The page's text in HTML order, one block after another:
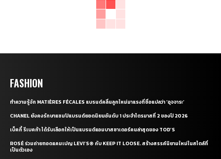
FASHION
ทำความรู้จัก MATIÈRES FÉCALES แบรนด์คลื่นลูกใหม่มาแรงที่ชื่อแปลว่า ‘อุจจาระ’
CHANEL ยังคงรักษาแชมป์แบรนด์ยอดนิยมอันดับ 1 ประจำไตรมาสที่ 2 ของปี 2026
เบ็คกี้ รีเบคก้า ได้รับเลือกให้เป็นแบรนด์แอมบาสซาเดอร์คนล่าสุดของ TOD’S
ROSÉ ร่วมถ่ายทอดแคมเปญ LEVI’S® กับ KEEP IT LOOSE. สร้างสรรค์นิยามใหม่ในสไตล์ที่
เป็นตัวเอง